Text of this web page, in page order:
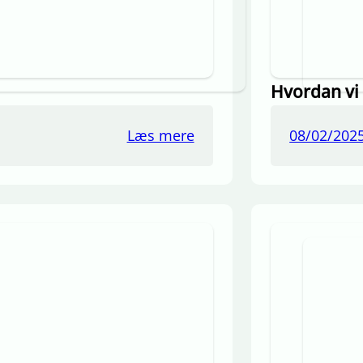
Læs mere
Hvordan
08/02/